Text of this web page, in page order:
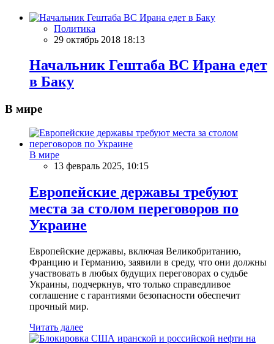
Политика
29 октябрь 2018 18:13
Начальник Гештаба ВС Ирана едет
в Баку
В мире
В мире
13 февраль 2025, 10:15
Европейские державы требуют
места за столом переговоров по
Украине
Европейские державы, включая Великобританию,
Францию и Германию, заявили в среду, что они должны
участвовать в любых будущих переговорах о судьбе
Украины, подчеркнув, что только справедливое
соглашение с гарантиями безопасности обеспечит
прочный мир.
Читать далее